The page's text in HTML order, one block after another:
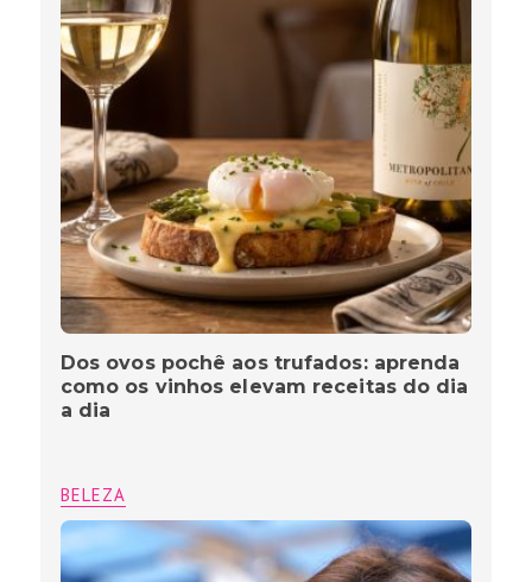
Dos ovos pochê aos trufados: aprenda
como os vinhos elevam receitas do dia
a dia
BELEZA